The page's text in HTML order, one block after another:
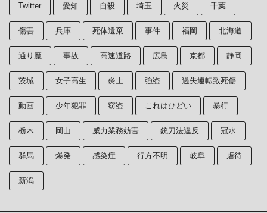
Twitter 愛知 自殺 埼玉 火災 千葉
傷害 兵庫 死体遺棄 事件 福岡 北海道
通り魔 事故 高速道路 広島 京都 静岡
茨城 女子高生 炎上 強盗 過失運転致死傷
動画 少年犯罪 窃盗 これはひどい 暴行
栃木 岡山 威力業務妨害 銃刀法違反 冠水
群馬 爆発 感染症 行方不明 岐阜 虐待
新潟